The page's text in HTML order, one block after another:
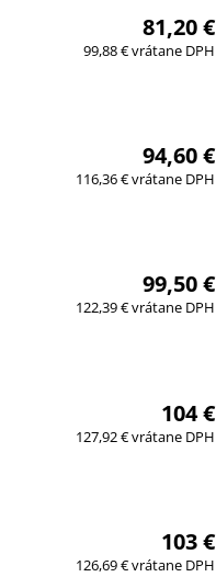
81,20 €
99,88 € vrátane DPH
94,60 €
116,36 € vrátane DPH
99,50 €
122,39 € vrátane DPH
104 €
127,92 € vrátane DPH
103 €
126,69 € vrátane DPH